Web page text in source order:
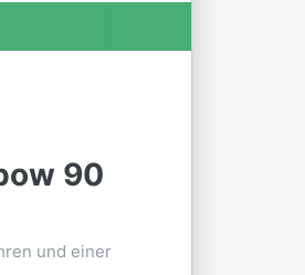
90
und einer